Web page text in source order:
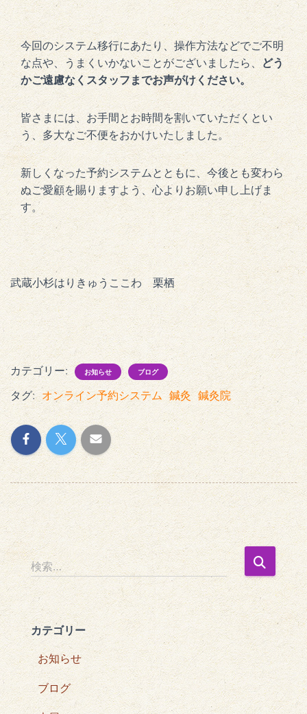
今回のシステム移行にあたり、操作方法などでご不明
な点や、うまくいかないことがございましたら、どう
かご遠慮なくスタッフまでお声がけください。
皆さまには、お手間とお時間を割いていただくとい
う、多大なご不便をおかけいたしました。
新しくなった予約システムとともに、今後とも変わら
ぬご愛顧を賜りますよう、心よりお願い申し上げま
す。
武蔵小杉はりきゅうここわ 栗栖
カテゴリー: お知らせ ブログ
タグ: オンライン予約システム 鍼灸 鍼灸院
検
索
:
検索…
カテゴリー
お知らせ
ブログ